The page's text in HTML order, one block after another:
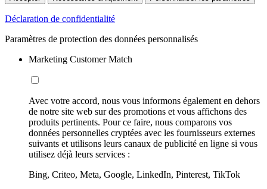
Déclaration de confidentialité
Paramètres de protection des données personnalisés
Marketing Customer Match
Avec votre accord, nous vous informons également en dehors
de notre site web sur des promotions et vous affichons des
produits pertinents. Pour ce faire, nous comparons vos
données personnelles cryptées avec les fournisseurs externes
suivants et utilisons leurs canaux de publicité en ligne si vous
utilisez déjà leurs services :
Bing, Criteo, Meta, Google, LinkedIn, Pinterest, TikTok